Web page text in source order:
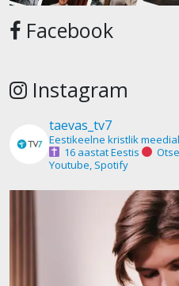
Facebook
Instagram
taevas_tv7
Eestikeelne kristlik
16 aastat Eestis
Youtube, Spotify